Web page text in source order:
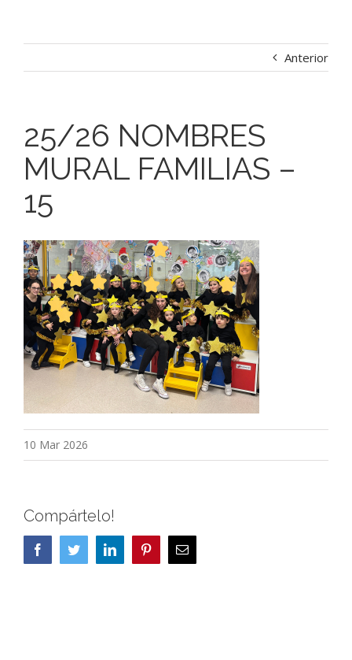
Anterior
25/26 NOMBRES
MURAL FAMILIAS –
15
10 Mar 2026
Compártelo!
FacebookTwitterLinkedIn PinterestCorreo
electrónico